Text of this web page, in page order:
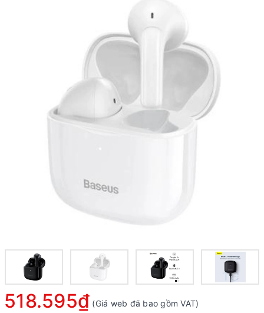
518.595₫ (Giá web đã bao gồm VAT)